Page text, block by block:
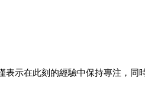
示在此刻的經驗中保持專注，同